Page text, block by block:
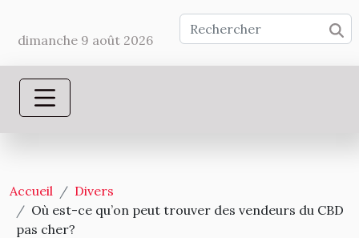
dimanche 9 août 2026
Accueil
Divers
Où est-ce qu’on peut trouver des vendeurs du CBD
pas cher?